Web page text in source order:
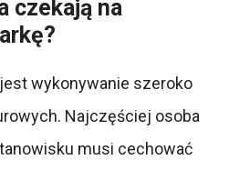
czekają na
wykonywanie szeroko
Najczęściej osoba
musi cechować